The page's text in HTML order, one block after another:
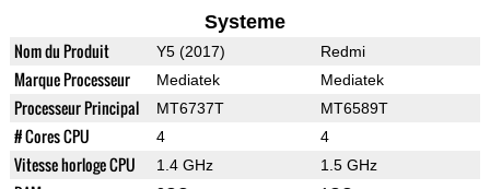
Systeme
Nom du Produit Y5 (2017) Redmi
Marque Processeur Mediatek Mediatek
Processeur Principal MT6737T MT6589T
# Cores CPU 4 4
Vitesse horloge CPU 1.4 GHz 1.5 GHz